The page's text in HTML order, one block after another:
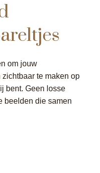
om jouw
te maken op
bent. Geen losse
beelden die samen